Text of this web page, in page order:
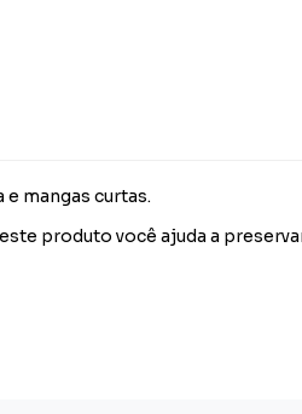
mangas curtas.
produto você ajuda a